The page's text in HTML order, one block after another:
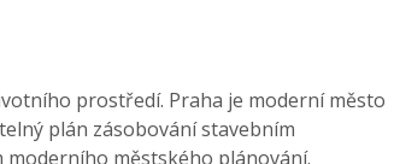
prostředí. Praha je moderní město
plán zásobování stavebním
městského plánování.